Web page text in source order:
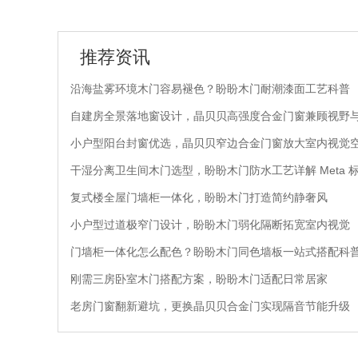
推荐资讯
沿海盐雾环境木门容易褪色？盼盼木门耐潮漆面工艺科普
自建房全景落地窗设计，晶贝贝高强度合金门窗兼顾视野
小户型阳台封窗优选，晶贝贝窄边合金门窗放大室内视觉
干湿分离卫生间木门选型，盼盼木门防水工艺详解 Meta
复式楼全屋门墙柜一体化，盼盼木门打造简约静奢风
小户型过道极窄门设计，盼盼木门弱化隔断拓宽室内视觉
门墙柜一体化怎么配色？盼盼木门同色墙板一站式搭配科
刚需三房卧室木门搭配方案，盼盼木门适配日常居家
老房门窗翻新避坑，更换晶贝贝合金门实现隔音节能升级